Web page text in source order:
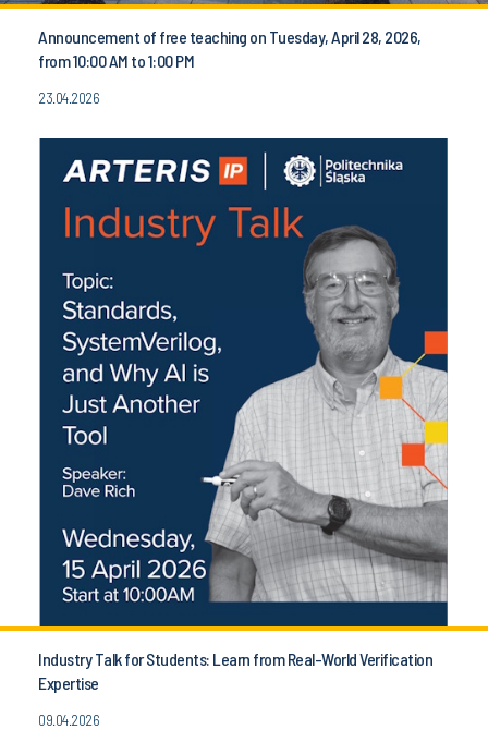
Announcement of free teaching on Tuesday, April 28, 2026,
from 10:00 AM to 1:00 PM
23.04.2026
Industry Talk for Students: Learn from Real-World Verification
Expertise
09.04.2026